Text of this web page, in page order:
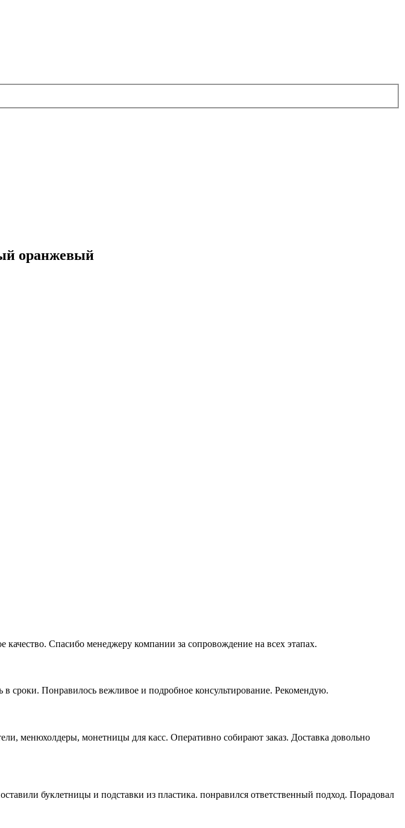
оранжевый
Спасибо менеджеру компании за сопровождение на всех этапах.
сроки. Понравилось вежливое и подробное консультирование. Рекомендую.
менюхолдеры, монетницы для касс. Оперативно собирают заказ. Доставка довольно
буклетницы и подставки из пластика. понравился ответственный подход. Порадовал